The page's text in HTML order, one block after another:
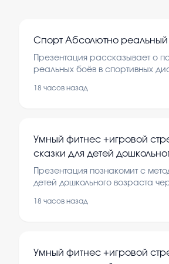
Спорт Абсолютно
Презентация рассказывает о
реальных боёв в спортивных
зрителей. Рассматриваются
18 часов назад
Умный фитнес +игровой
сказки для детей
от 2-7 лет
Презентация познакомит с
детей дошкольного возраста
упражнения помогают укрепить
18 часов назад
Умный фитнес +игровой